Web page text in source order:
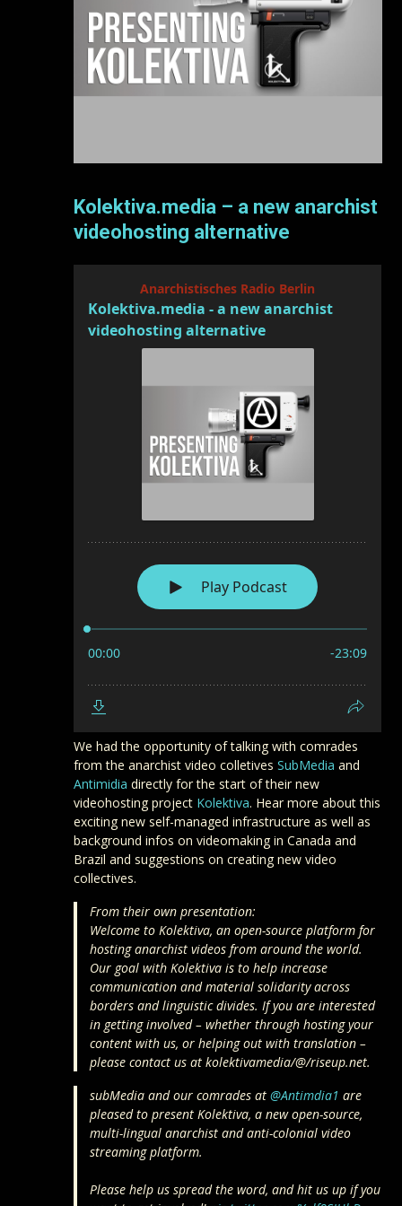
Kolektiva.media – a new anarchist
videohosting alternative
We had the opportunity of talking with comrades
from the anarchist video colletivesSubMedia and
Antimidia directly for the start of their new
videohosting project Kolektiva. Hear more about this
exciting new self-managed infrastructure as well as
background infos on videomaking in Canada and
Brazil and suggestions on creating new video
collectives.
From their own presentation:
Welcome to Kolektiva, an open-source platform for
hosting anarchist videos from around the world.
Our goal with Kolektiva is to help increase
communication and material solidarity across
borders and linguistic divides. If you are interested
in getting involved – whether through hosting your
content with us, or helping out with translation –
please contact us at kolektivamedia/@/riseup.net.
subMedia and our comrades at@Antimdia1 are
pleased to present Kolektiva, a new open-source,
multi-lingual anarchist and anti-colonial video
streaming platform.
Please help us spread the word, and hit us up if you